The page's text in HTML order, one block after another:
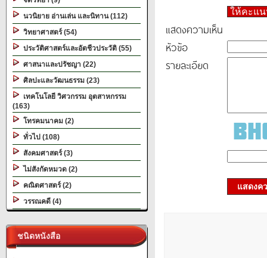
นวนิยาย อ่านเล่น และนิทาน (112)
วิทยาศาสตร์ (54)
ประวัติศาสตร์และอัตชีวประวัติ (55)
ศาสนาและปรัชญา (22)
ศิลปะและวัฒนธรรม (23)
เทคโนโลยี วิศวกรรม อุตสาหกรรม
(163)
โทรคมนาคม (2)
ทั่วไป (108)
สังคมศาสตร์ (3)
ไม่สังกัดหมวด (2)
คณิตศาสตร์ (2)
วรรณคดี (4)
ชนิดหนังสือ
ให้คะแ
แสดงความเห็น
หัวข้อ
รายละเอียด
แสดงค